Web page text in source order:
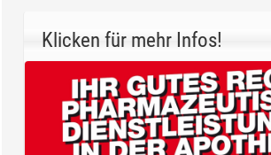
Klicken für mehr Infos!